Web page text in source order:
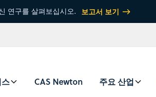
연구를 살펴보십시오. 보고서 보기
CAS Newton 주요 산업